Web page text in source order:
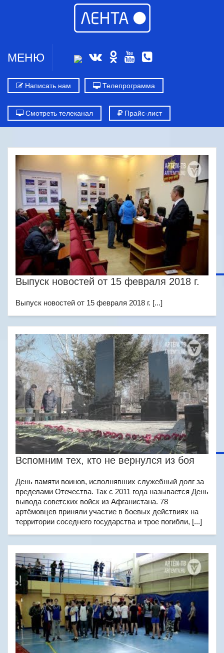
МЕНЮ
Написать нам Телепрограмма
Смотреть телеканал Прайс-лист
Выпуск новостей от 15 февраля 2018 г.
Выпуск новостей от 15 февраля 2018 г. [...]
Вспомним тех, кто не вернулся из боя
День памяти воинов, исполнявших служебный долг за
пределами Отечества. Так с 2011 года называется День
вывода советских войск из Афганистана. 78
артёмовцев приняли участие в боевых действиях на
территории соседнего государства и трое погибли, [...]